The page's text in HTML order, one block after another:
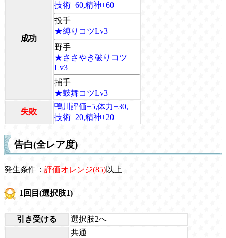
成功
技術+60,精神+60
投手
★縛りコツLv3
野手
★ささやき破りコツ
Lv3
捕手
★鼓舞コツLv3
失敗
鴨川評価+5,体力+30,
技術+20,精神+20
告白(全レア度)
発生条件： 評価オレンジ(85)以上
1回目(選択肢1)
引き受ける 選択肢2へ
共通